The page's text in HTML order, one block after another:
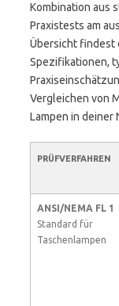
Kombination aus
Praxistests am
Übersicht findest
Spezifikationen,
Vergleichen von
Lampen in deiner
PRÜFVERFAHREN
ANSI/NEMA FL 1
Standard für
Taschenlampen